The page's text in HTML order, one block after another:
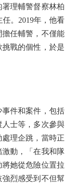
理輔警督察林柏
任。2019年，他看
任輔警，不僅能
戰的個性，於是
件和案件，包括
士等，多次參與
理企跳，當時正
動，「在我和隊
她從危險位置拉
烈感受到不但幫